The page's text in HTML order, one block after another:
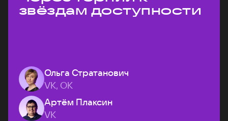
звёздам доступности
Ольга Стратанович
VK, ОК
Артём Плаксин
VK